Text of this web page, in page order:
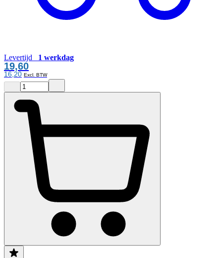
Levertijd 1 werkdag
19,60
16,20